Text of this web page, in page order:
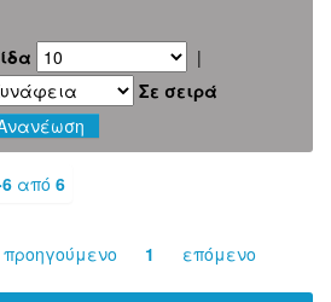
|
Σε σειρά
από 6
προηγούμενο 1 επόμενο